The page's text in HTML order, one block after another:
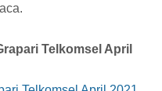
Telkomsel April